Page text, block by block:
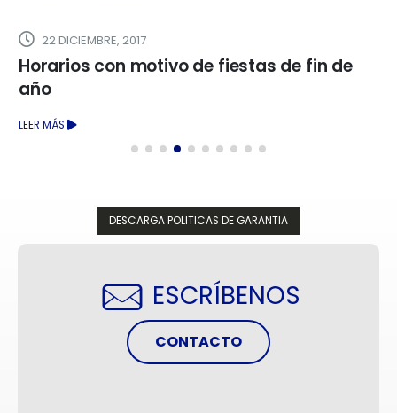
22 DICIEMBRE, 2017
Horarios con motivo de fiestas de fin de
año
LEER MÁS
DESCARGA POLITICAS DE GARANTIA
ESCRÍBENOS
CONTACTO